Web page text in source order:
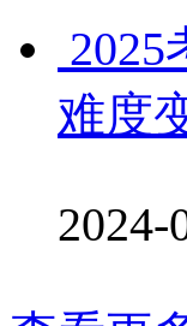
2025
难度
2024-